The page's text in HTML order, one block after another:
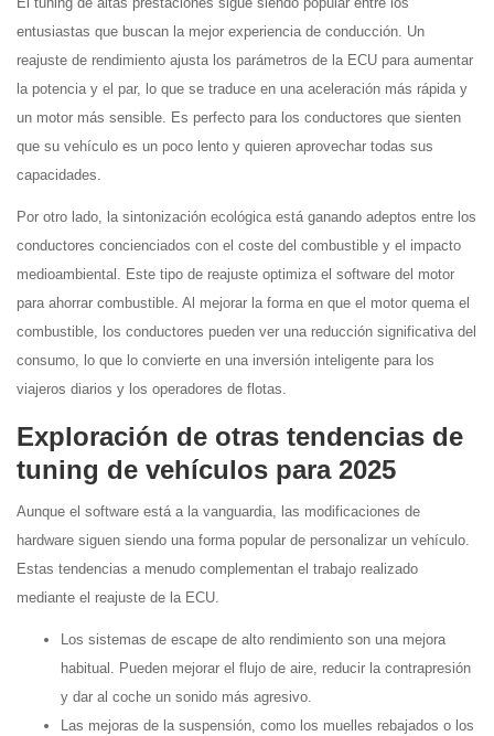
entusiastas que buscan la mejor experiencia de conducción. Un
reajuste de rendimiento ajusta los parámetros de la ECU para aumentar
la potencia y el par, lo que se traduce en una aceleración más rápida y
un motor más sensible. Es perfecto para los conductores que sienten
que su vehículo es un poco lento y quieren aprovechar todas sus
capacidades.
Por otro lado, la sintonización ecológica está ganando adeptos entre los
conductores concienciados con el coste del combustible y el impacto
medioambiental. Este tipo de reajuste optimiza el software del motor
para ahorrar combustible. Al mejorar la forma en que el motor quema el
combustible, los conductores pueden ver una reducción significativa del
consumo, lo que lo convierte en una inversión inteligente para los
viajeros diarios y los operadores de flotas.
Exploración de otras tendencias de
tuning de vehículos para 2025
Aunque el software está a la vanguardia, las modificaciones de
hardware siguen siendo una forma popular de personalizar un vehículo.
Estas tendencias a menudo complementan el trabajo realizado
mediante el reajuste de la ECU.
Los sistemas de escape de alto rendimiento son una mejora
habitual. Pueden mejorar el flujo de aire, reducir la contrapresión
y dar al coche un sonido más agresivo.
Las mejoras de la suspensión, como los muelles rebajados o los